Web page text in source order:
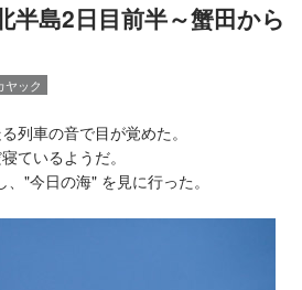
半島2日目前半～蟹田から
ヤック
列車の音で目が覚めた。
ているようだ。
"今日の海" を見に行った。